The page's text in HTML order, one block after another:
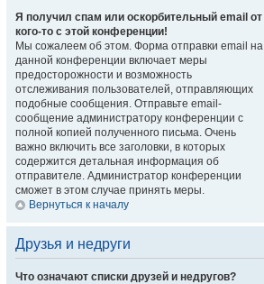
Я получил спам или оскорбительный email от
кого-то с этой конференции!
Мы сожалеем об этом. Форма отправки email на
данной конференции включает меры
предосторожности и возможность
отслеживания пользователей, отправляющих
подобные сообщения. Отправьте email-
сообщение администратору конференции с
полной копией полученного письма. Очень
важно включить все заголовки, в которых
содержится детальная информация об
отправителе. Администратор конференции
сможет в этом случае принять меры.
Вернуться к началу
Друзья и недруги
Что означают списки друзей и недругов?